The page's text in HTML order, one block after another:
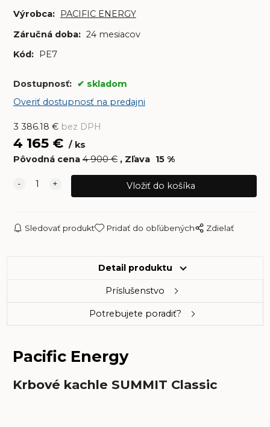
Výrobca: PACIFIC ENERGY
Záručná doba: 24 mesiacov
Kód:
PE7
Dostupnosť:
skladom
Overiť dostupnosť na predajni
3 386.18 € bez DPH
4 165€
ks
Pôvodná cena 4 900€ Zľava 15%
Sledovať produkt Pridať do obľúbených Zdielať
Detail produktu
Príslušenstvo
Potrebujete poradiť?
Pacific Energy
Krbové kachle SUMMIT Classic